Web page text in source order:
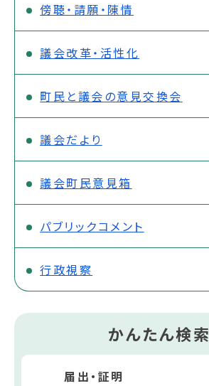
傍聴・請願・陳情
議会改革・活性化
町民と議会の意見交換会
議会だより
議会町民意見箱
パブリックコメント
行政視察
かんたん検索
届出・証明